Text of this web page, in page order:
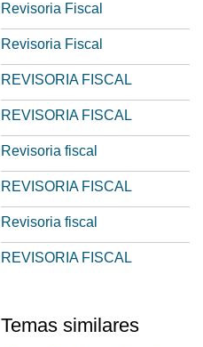
Revisoria Fiscal
Revisoria Fiscal
REVISORIA FISCAL
REVISORIA FISCAL
Revisoria fiscal
REVISORIA FISCAL
Revisoria fiscal
REVISORIA FISCAL
Temas similares